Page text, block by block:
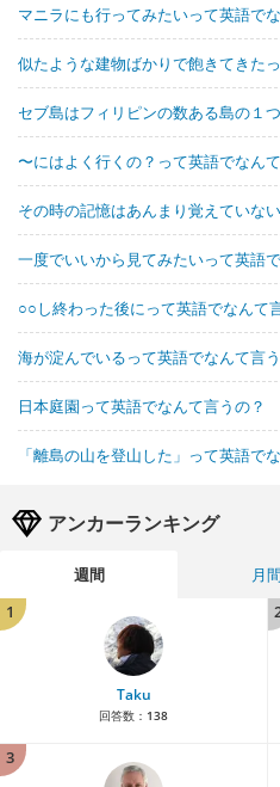
マニラにも行ってみたいって英語で
似たような建物ばかりで飽きてきた
セブ島はフィリピンの数ある島の１
〜にはよく行くの？って英語でなん
その時の記憶はあんまり覚えていな
一度でいいから見てみたいって英語
○○し終わった後にって英語でなんて
海が淀んでいるって英語でなんて言
日本庭園って英語でなんて言うの？
「離島の山を登山した」って英語で
アンカーランキング
週間 月間
1
Taku
回答数： 138
3